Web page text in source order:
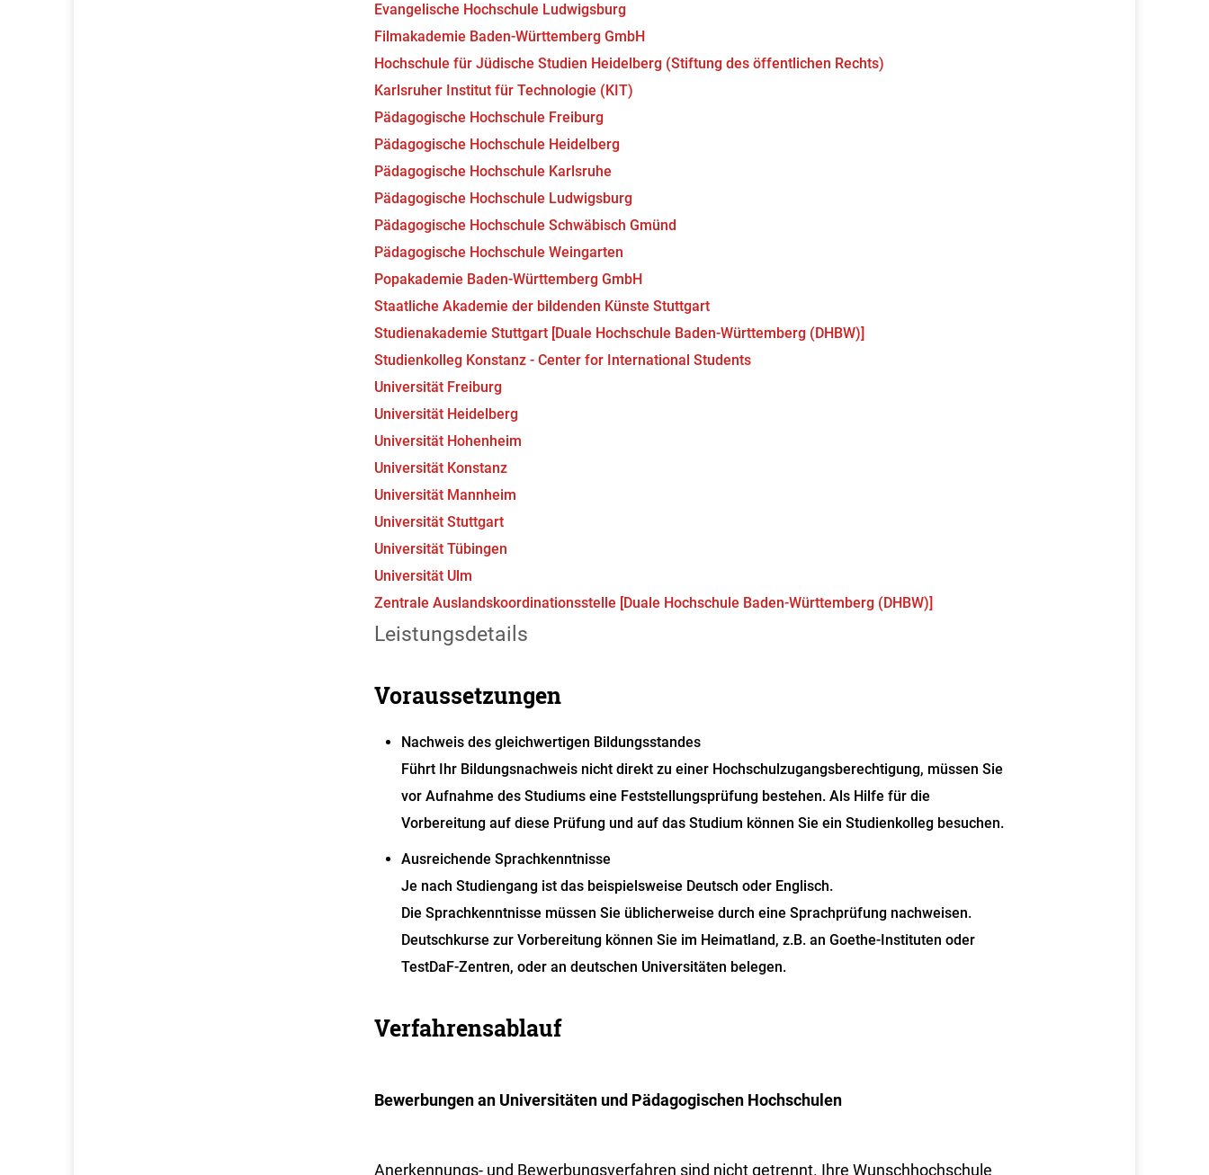
Evangelische Hochschule Ludwigsburg
Filmakademie Baden-Württemberg GmbH
Hochschule für Jüdische Studien Heidelberg (Stiftung des öffentlichen Rechts)
Karlsruher Institut für Technologie (KIT)
Pädagogische Hochschule Freiburg
Pädagogische Hochschule Heidelberg
Pädagogische Hochschule Karlsruhe
Pädagogische Hochschule Ludwigsburg
Pädagogische Hochschule Schwäbisch Gmünd
Pädagogische Hochschule Weingarten
Popakademie Baden-Württemberg GmbH
Staatliche Akademie der bildenden Künste Stuttgart
Studienakademie Stuttgart [Duale Hochschule Baden-Württemberg (DHBW)]
Studienkolleg Konstanz - Center for International Students
Universität Freiburg
Universität Heidelberg
Universität Hohenheim
Universität Konstanz
Universität Mannheim
Universität Stuttgart
Universität Tübingen
Universität Ulm
Zentrale Auslandskoordinationsstelle [Duale Hochschule Baden-Württemberg (DHBW)]
Leistungsdetails
Voraussetzungen
Nachweis des gleichwertigen Bildungsstandes
Führt Ihr Bildungsnachweis nicht direkt zu einer Hochschulzugangsberechtigung, müssen Sie
vor Aufnahme des Studiums eine Feststellungsprüfung bestehen. Als Hilfe für die
Vorbereitung auf diese Prüfung und auf das Studium können Sie ein Studienkolleg besuchen.
Ausreichende Sprachkenntnisse
Je nach Studiengang ist das beispielsweise Deutsch oder Englisch.
Die Sprachkenntnisse müssen Sie üblicherweise durch eine Sprachprüfung nachweisen.
Deutschkurse zur Vorbereitung können Sie im Heimatland, z.B. an Goethe-Instituten oder
TestDaF-Zentren, oder an deutschen Universitäten belegen.
Verfahrensablauf
Bewerbungen an Universitäten und Pädagogischen Hochschulen
Anerkennungs- und Bewerbungsverfahren sind nicht getrennt. Ihre Wunschhochschule